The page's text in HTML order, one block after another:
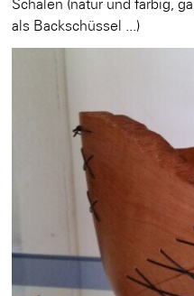
Schalen (natur und farbig,
als Backschüssel ...)